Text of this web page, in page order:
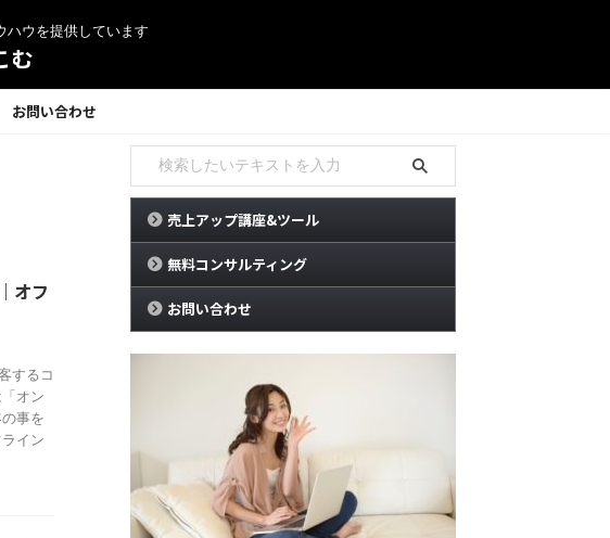
ハウを提供しています
む
お問い合わせ
オフ
するコ
オン
事を
イン
売上アップ講座&ツール
無料コンサルティング
お問い合わせ